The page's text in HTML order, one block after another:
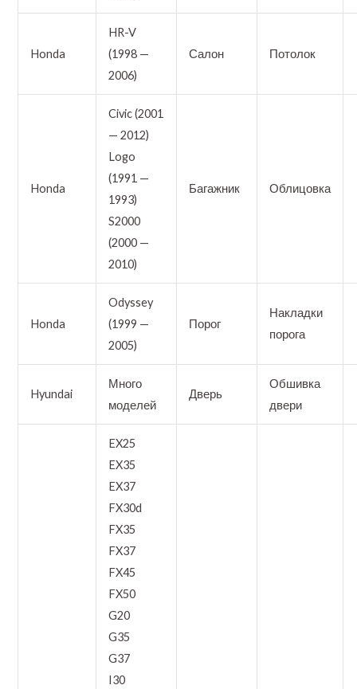
Honda
HR-V
(1998 —
2006)
Салон Потолок
Honda
Civic (2001
— 2012)
Logo
(1991 —
1993)
S2000
(2000 —
2010)
Багажник Облицовка
Honda
Odyssey
(1999 —
2005)
Порог
Накладки
порога
Hyundai
Много
моделей
Дверь
Обшивка
двери
EX25
EX35
EX37
FX30d
FX35
FX37
FX45
FX50
G20
G35
G37
I30